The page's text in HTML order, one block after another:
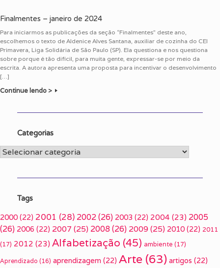
Finalmentes – janeiro de 2024
Para iniciarmos as publicações da seção “Finalmentes” deste ano,
escolhemos o texto de Aldenice Alves Santana, auxiliar de cozinha do CEI
Primavera, Liga Solidária de São Paulo (SP). Ela questiona e nos questiona
sobre porque é tão difícil, para muita gente, expressar-se por meio da
escrita. A autora apresenta uma proposta para incentivar o desenvolvimento
[…]
Continue lendo >
Categorias
Categorias
Tags
2000 (22) 2001 (28) 2002(26) 2003 (22) 2004 (23) 2005
(26) 2006 (22) 2007 (25) 2008(26) 2009(25) 2010 (22) 2011
(17) 2012 (23) Alfabetização (45) ambiente (17)
Aprendizado (16) aprendizagem (22) Arte (63) artigos (22)